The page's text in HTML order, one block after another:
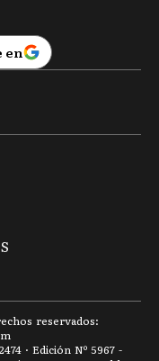
en
reservados:
· Edición Nº 5967 -